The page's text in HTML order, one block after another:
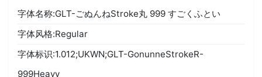
字体名称:GLT-ごぬんねStroke丸 999 すごくふとい
字体风格:Regular
字体标识:1.012;UKWN;GLT-GonunneStrokeR-
999Heavy